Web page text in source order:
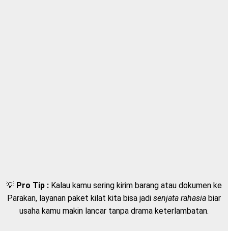
💡 Pro Tip : Kalau kamu sering kirim barang atau dokumen ke
Parakan, layanan paket kilat kita bisa jadi senjata rahasia biar
usaha kamu makin lancar tanpa drama keterlambatan.